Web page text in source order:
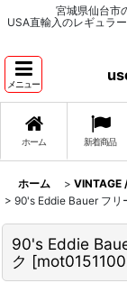
宮城県仙台市
USA直輸入のレギュラ
メニュー
ホーム 新着商品
ホーム > VINTAGE
> 90's Eddie Bauer フリ
90's Eddie
ク [